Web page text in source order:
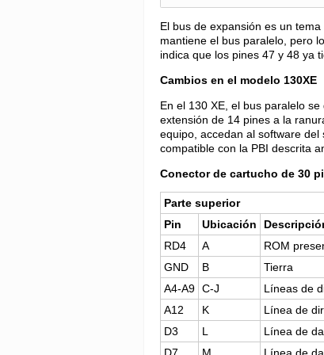
El bus de expansión es un
mantiene el bus paralelo, pero
indica que los pines 47 y 48 ya
Cambios en el modelo 130XE
En el 130 XE, el bus paralelo
extensión de 14 pines a la
equipo, accedan al software
compatible con la PBI descrita
Conector de cartucho de 30
Parte superior
Pin
Ubicación
RD4
A
ROM
GND
B
Tierra
A4-A9 C-J
Líneas de
A12
K
Línea de
D3
L
Línea de
D7
M Línea de